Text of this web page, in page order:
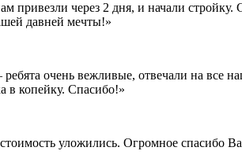
привезли через 2 дня, и начали
давней мечты!»
очень вежливые, отвечали на
в копейку. Спасибо!»
уложились. Огромное спасибо